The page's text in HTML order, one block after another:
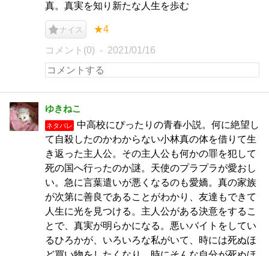
真。真実を知り新たな人生を歩む
ナイス ★4
コメント(0) 2021/01/16
ゆきねこ
ネタバレ
中高校にぴったりの青春小説。何に絶望し
て自殺したのかわからない小林真の体を借りて生
き返った主人公。その主人公も何かの罪を犯して
死の国へ行ったのか謎。天使のプラプラが愛おし
い。急に言葉遣いが悪くなるのも愛嬌。真の家族
が次第に善良であることがわかり、友達もできて
人生に光を見つける。主人公がある決意をするこ
とで、真実が明らかになる。悪いバイトをしてい
るひろかが、いろいろな私がいて、時には死ぬほ